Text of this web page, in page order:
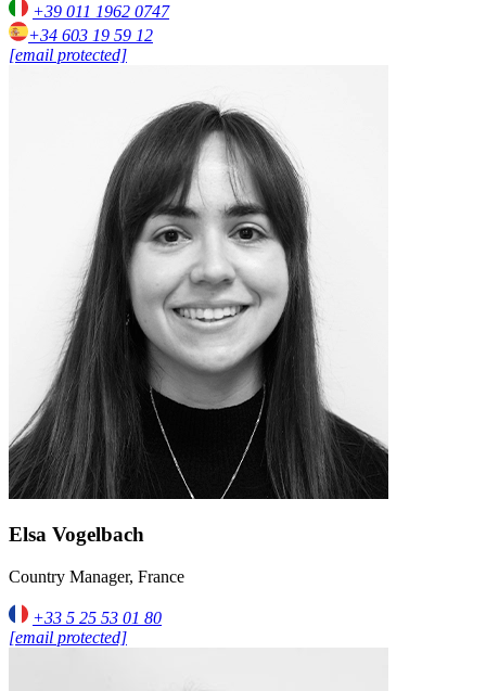
+39 011 1962 0747
+34 603 19 59 12
[email protected]
Elsa Vogelbach
Country Manager, France
+33 5 25 53 01 80
[email protected]